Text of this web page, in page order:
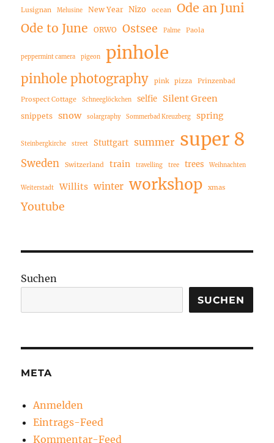
Lusignan Melusine New Year Nizo ocean
Ode an Juni
Ode to June
ORWO Ostsee Palme Paola
peppermint camera pigeon pinhole
pinhole photography pink pizza Prinzenbad
Prospect Cottage Schneeglöckchen selfie Silent Green
snippets snow solargraphy Sommerbad Kreuzberg spring
Steinbergkirche street Stuttgart summer super 8
Sweden Switzerland train travelling tree trees Weihnachten
Weiterstadt Willits winter workshop xmas
Youtube
Suchen
SUCHEN
META
Anmelden
Eintrags-Feed
Kommentar-Feed